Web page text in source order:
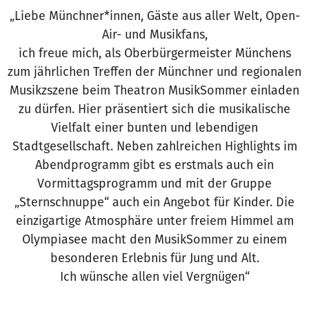
„Liebe Münchner*innen, Gäste aus aller Welt, Open-
Air- und Musikfans,
ich freue mich, als Oberbürgermeister Münchens
zum jährlichen Treffen der Münchner und regionalen
Musikzszene beim Theatron MusikSommer einladen
zu dürfen. Hier präsentiert sich die musikalische
Vielfalt einer bunten und lebendigen
Stadtgesellschaft. Neben zahlreichen Highlights im
Abendprogramm gibt es erstmals auch ein
Vormittagsprogramm und mit der Gruppe
„Sternschnuppe“ auch ein Angebot für Kinder. Die
einzigartige Atmosphäre unter freiem Himmel am
Olympiasee macht den MusikSommer zu einem
besonderen Erlebnis für Jung und Alt.
Ich wünsche allen viel Vergnügen“